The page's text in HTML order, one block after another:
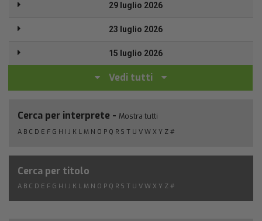
29 luglio 2026
23 luglio 2026
15 luglio 2026
Vedi tutti
Cerca per interprete - Mostra tutti
A B C D E F G H I J K L M N O P Q R S T U V W X Y Z #
Cerca per titolo
A B C D E F G H I J K L M N O P Q R S T U V W X Y Z #